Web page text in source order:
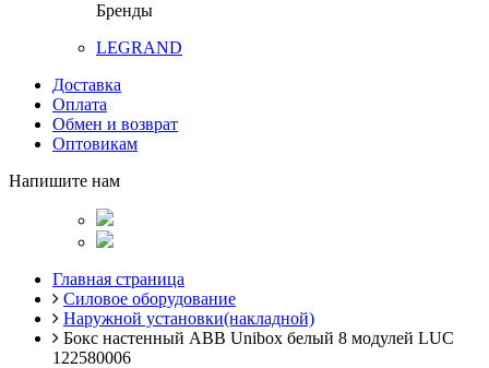
Бренды
LEGRAND
Доставка
Оплата
Обмен и возврат
Оптовикам
Напишите нам
Главная страница
Силовое оборудование
Наружной установки(накладной)
Бокс настенный ABB Unibox белый 8 модулей LUC
122580006